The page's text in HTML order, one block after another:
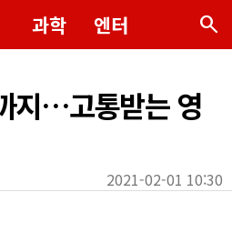
과학 엔터 search
지…고통받는 영
2021-02-01 10:30